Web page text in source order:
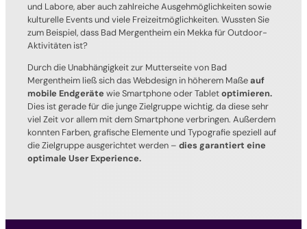
und Labore, aber auch zahlreiche Ausgehmöglichkeiten sowie
kulturelle Events und viele Freizeitmöglichkeiten. Wussten Sie
zum Beispiel, dass Bad Mergentheim ein Mekka für Outdoor-
Aktivitäten ist?
Durch die Unabhängigkeit zur Mutterseite von Bad
Mergentheim ließ sich das Webdesign in höherem Maßeauf
mobile Endgeräte wie Smartphone oder Tabletoptimieren.
Dies ist gerade für die junge Zielgruppe wichtig, da diese sehr
viel Zeit vor allem mit dem Smartphone verbringen. Außerdem
konnten Farben, grafische Elemente und Typografie speziell auf
die Zielgruppe ausgerichtet werden – dies garantiert eine
optimale User Experience.